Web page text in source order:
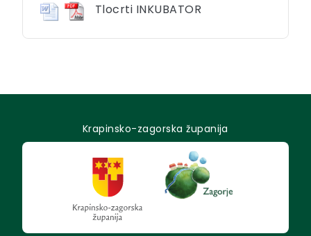
Tlocrti INKUBATOR
Krapinsko-zagorska županija